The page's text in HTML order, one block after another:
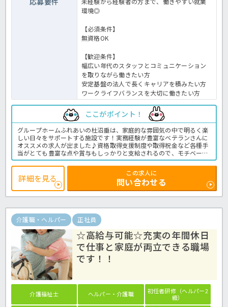
環境◎
【必須条件】
無資格OK
【歓迎条件】
幅広い年代のスタッフとコミュニケーション
を取りながら働きたい方
安定基盤の法人で長くキャリアを積みたい方
ワークライフバランスを大切に働きたい方
ここがポイント！
グループホームふれあいの杜沼垂は、家庭的な雰囲気の中で明るく楽
しい日々をサポートする施設です！実務経験が豊富なベテランさんに
オススメの求人が出ました♪資格取得支援制度や取得祝金など各種手
当がとても豊富な点や賞与もしっかりと支給されるので、モチベーシ
ョンも高く働ける職場です！また海外研修実績も多数あり、他にはな
い魅力がたっぷりな法人です★さらにリフレッシュ休暇制度もあるこ
とから、プライベートの時間を大切にできますよ！無資格・未経験で
これから介護で働きたいとお考えの方は、お問い合わせはほっ介護ま
でお待ちしています！グループホームでの業務全般です。＜介護職
正職員 グループホームの求人＞
詳細を見る
この求人に
問い合わせる
介護職・ヘルパー 正社員
☆高給与可能☆充実の年間休日
で仕事と家庭が両立できる職場
です！！
介護福祉士 ヘルパー・介護職
初任者研修（ヘルパー2
級）